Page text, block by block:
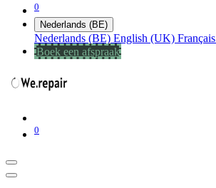
0
Nederlands (BE)
Nederlands (BE) English (UK)
Boek een afspraak
0